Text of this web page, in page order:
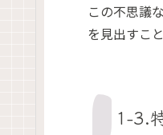
この不思議
を見出すこ
1-3.